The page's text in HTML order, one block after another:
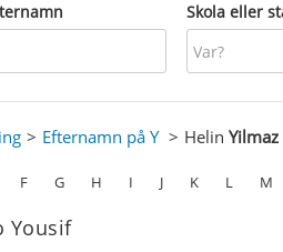
Skola eller
Efternamn på Y Helin Yilmaz
F G H I J K L M
Yousif